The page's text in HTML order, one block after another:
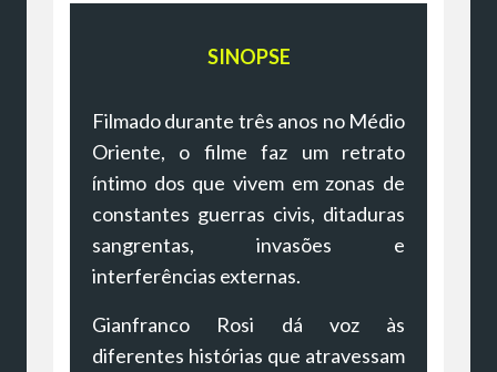
SINOPSE
Filmado durante três anos no Médio
Oriente, o filme faz um retrato
íntimo dos que vivem em zonas de
constantes guerras civis, ditaduras
sangrentas, invasões e
interferências externas.
Gianfranco Rosi dá voz às
diferentes histórias que atravessam